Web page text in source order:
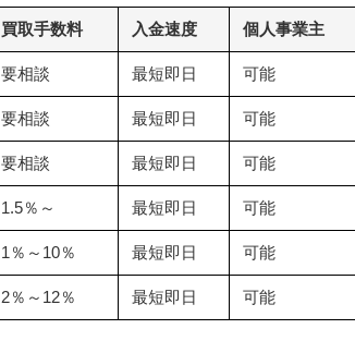
買取手数料 入金速度 個人事業主
要相談 最短即日 可能
要相談 最短即日 可能
要相談 最短即日 可能
1.5％～ 最短即日 可能
1％～10％ 最短即日 可能
2％～12％ 最短即日 可能